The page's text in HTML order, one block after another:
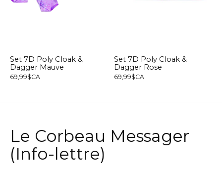
Set 7D Poly Cloak &
Dagger Mauve
69,99$CA
Set 7D Poly Cloak &
Dagger Rose
69,99$CA
Le Corbeau Messager
(Info-lettre)